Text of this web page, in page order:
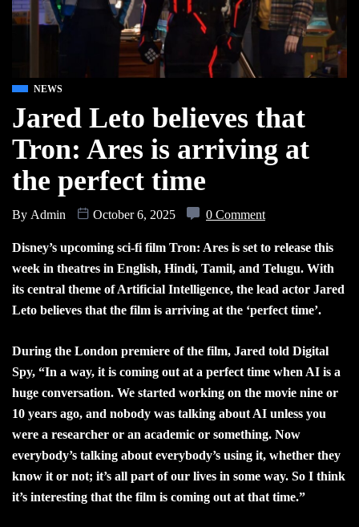
NEWS
Jared Leto believes that
Tron: Ares is arriving at
the perfect time
By Admin October 6, 2025 0 Comment
Disney’s upcoming sci-fi film Tron: Ares is set to release this
week in theatres in English, Hindi, Tamil, and Telugu. With
its central theme of Artificial Intelligence, the lead actor Jared
Leto believes that the film is arriving at the ‘perfect time’.
During the London premiere of the film, Jared told Digital
Spy, “In a way, it is coming out at a perfect time when AI is a
huge conversation. We started working on the movie nine or
10 years ago, and nobody was talking about AI unless you
were a researcher or an academic or something. Now
everybody’s talking about everybody’s using it, whether they
know it or not; it’s all part of our lives in some way. So I think
it’s interesting that the film is coming out at that time.”